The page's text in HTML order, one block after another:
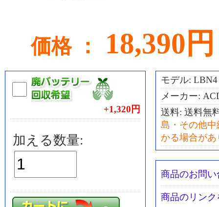
価格 ： 18,390円
モデル: LBN4
メーカー:
送料: 送料無
島・その他
かる場合が
+1,320円
加える数量:
商品のお問い
商品のリン